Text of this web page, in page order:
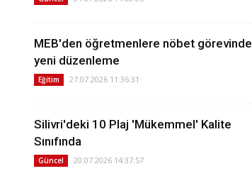
MEB'den öğretmenlere nöbet görevinde
yeni düzenleme
Eğitim 27.07.2026 11:36:31
Silivri'deki 10 Plaj 'Mükemmel' Kalite
Sınıfında
Güncel 20.07.2026 14:37:57